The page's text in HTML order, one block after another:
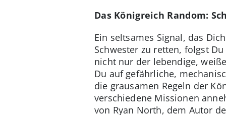
Das Königreich Random:
Ein seltsames Signal, das
Schwester zu retten, folgst
nicht nur der lebendige,
Du auf gefährliche,
die grausamen Regeln der
verschiedene Missionen
von Ryan North, dem Autor